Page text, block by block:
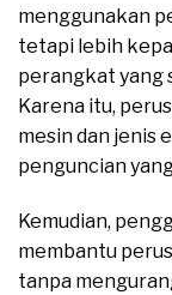
menggunakan
tetapi lebih
perangkat yang
Karena itu,
mesin dan jenis
penguncian
Kemudian,
membantu
tanpa